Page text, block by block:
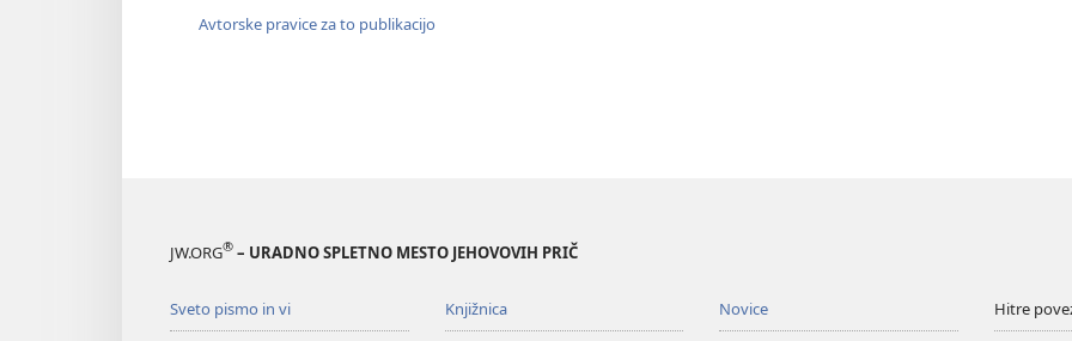
Avtorske pravice za to publikacijo
JW.ORG® – URADNO SPLETNO MESTO JEHOVOVIH PRIČ
Sveto pismo in vi Knjižnica Novice Hitre